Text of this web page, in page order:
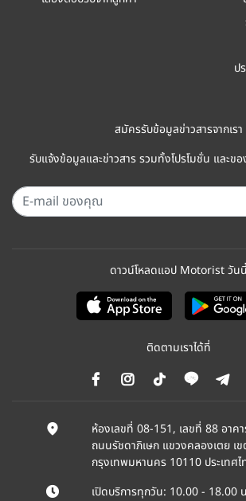
ป
สมัครรับข้อมูลข่าวสารจากเรา
รับแจ้งข้อมูลและข่าวสาร รวมทั้งโปรโมชั่น และข
ดาวน์โหลดแอป Motorist วัน
ติดตามเราได้ที่
ห้องเลขที่ 08-151, เลขที่ 88 อาคา
ถนนรัชดาภิเษก แขวงคลองเตย เ
กรุงเทพมหานคร 10110 ประเทศไ
เปิดบริการทุกวัน: 10.00 - 18.00